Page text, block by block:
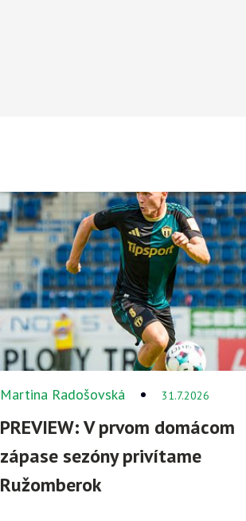
Martina Radošovská 31.7.2026
PREVIEW: V prvom domácom
zápase sezóny privítame
Ružomberok